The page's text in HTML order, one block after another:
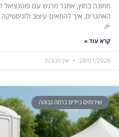
חתונה בחוץ, אתגר מרגש עם פוטנציאל
האתגרים, איך להתאים עיצוב
🎉
קרא עוד »
28/07/2026 אין תגובות
שירותים ניידים ברמה גבוהה